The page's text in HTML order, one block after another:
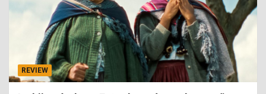
REVIEW